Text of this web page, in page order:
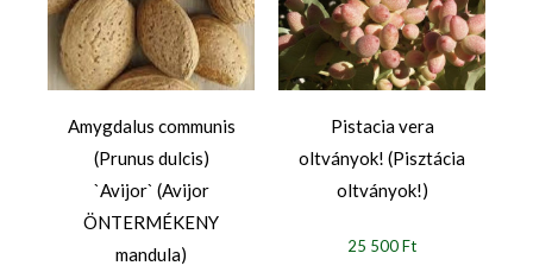
Amygdalus communis
(Prunus dulcis)
`Avijor` (Avijor
ÖNTERMÉKENY
mandula)
Pistacia vera
oltványok! (Pisztácia
oltványok!)
25 500 Ft